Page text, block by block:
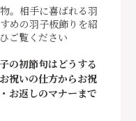
。相手に喜ばれる羽
めの羽子板飾りを紹
ご覧ください
の初節句はどうする
祝いの仕方からお祝
お返しのマナーまで